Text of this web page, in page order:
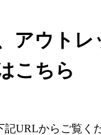
アウトレ
こちら
URLからご覧く